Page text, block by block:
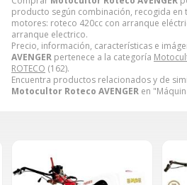
producto según combinación, recogida en
motores: roteco 420cc con arranque
arranque electrico.
Precio, información, características e
AVENGER pertenece a la categoría
ROTECO (162).
Encuentra productos relacionados y de
Motocultor Roteco AVENGER en